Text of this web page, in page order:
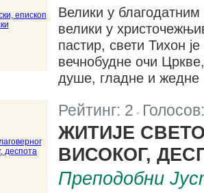
Велики у
велики у
пастир, свети Тихон
вечнобудне очи
душе, гладне и
Рейтинг: 2 |
ЖИТИЈЕ
ВИСОКОГ,
Преподобни